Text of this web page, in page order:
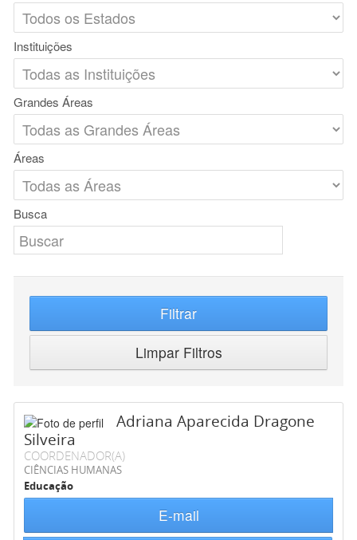
Instituições
Grandes Áreas
Áreas
Busca
Filtrar
Limpar Filtros
Adriana Aparecida Dragone
Silveira
COORDENADOR(A)
CIÊNCIAS HUMANAS
Educação
E-mail